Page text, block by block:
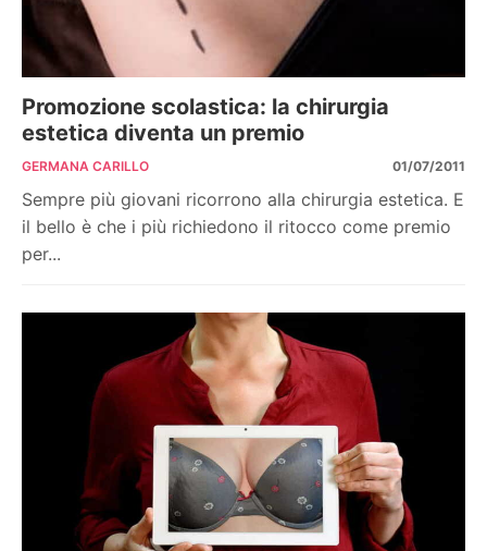
Promozione scolastica: la chirurgia
estetica diventa un premio
GERMANA CARILLO 01/07/2011
Sempre più giovani ricorrono alla chirurgia estetica. E
il bello è che i più richiedono il ritocco come premio
per...